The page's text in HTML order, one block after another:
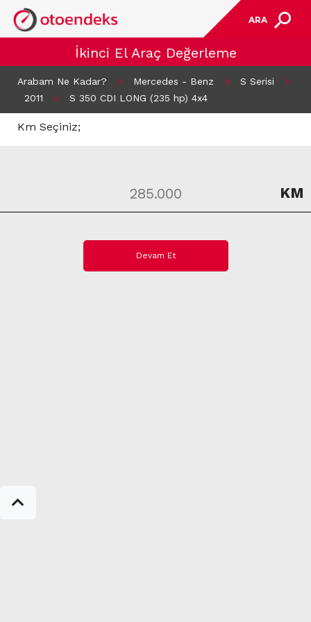
ARA
İkinci El Araç Değerleme
Arabam Ne Kadar? > Mercedes - Benz > S Serisi
>
2011
> S 350 CDI LONG (235 hp) 4x4
Km Seçiniz;
KM
Devam Et